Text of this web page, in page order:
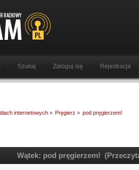
Szukaj Zaloguj się Rejestracja
internetowych» Pręgierz » pod pręgierzem!
Wątek: pod pręgierzem!